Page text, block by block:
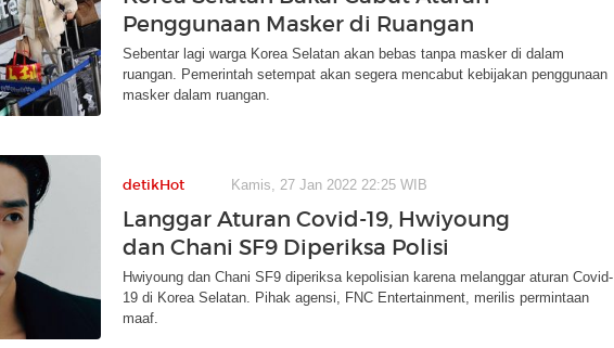
Penggunaan Masker di Ruangan
Sebentar lagi warga Korea Selatan akan bebas tanpa masker di dalam
ruangan. Pemerintah setempat akan segera mencabut kebijakan penggunaan
masker dalam ruangan.
detikHot Kamis, 27 Jan 2022 22:25 WIB
Langgar Aturan Covid-19, Hwiyoung
dan Chani SF9 Diperiksa Polisi
Hwiyoung dan Chani SF9 diperiksa kepolisian karena melanggar aturan Covid-
19 di Korea Selatan. Pihak agensi, FNC Entertainment, merilis permintaan
maaf.